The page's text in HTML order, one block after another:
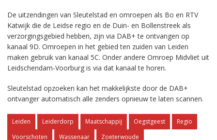
De uitzendingen van Sleutelstad en omroepen als Bo en RTV
Katwijk die de Leidse regio en de Duin- en Bollenstreek als
verzorgingsgebied hebben, zijn via DAB+ te ontvangen op
kanaal 9D. Omroepen in het gebied ten zuiden van Leiden
maken gebruik van kanaal 5C. Onder andere Omroep Midvliet uit
Leidschendam-Voorburg is via dat kanaal te horen.
Sleutelstad opzoeken kan het makkelijkste door de DAB+
ontvanger automatisch alle zenders opnieuw te laten scannen.
Leiden Leiderdorp Maatschappij Oegstgeest
Regio
Voorschoten
Wassenaar Zoeterwoude